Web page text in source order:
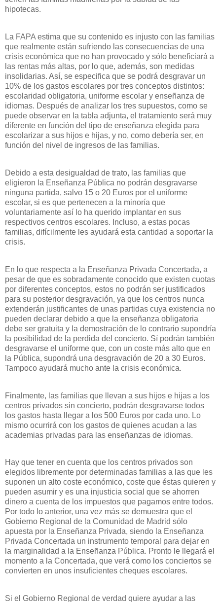
hipotecas.
La FAPA estima que su contenido es injusto con las familias
que realmente están sufriendo las consecuencias de una
crisis económica que no han provocado y sólo beneficiará a
las rentas más altas, por lo que, además, son medidas
insolidarias. Así, se especifica que se podrá desgravar un
10% de los gastos escolares por tres conceptos distintos:
escolaridad obligatoria, uniforme escolar y enseñanza de
idiomas. Después de analizar los tres supuestos, como se
puede observar en la tabla adjunta, el tratamiento será muy
diferente en función del tipo de enseñanza elegida para
escolarizar a sus hijos e hijas, y no, como debería ser, en
función del nivel de ingresos de las familias.
Debido a esta desigualdad de trato, las familias que
eligieron la Enseñanza Pública no podrán desgravarse
ninguna partida, salvo 15 o 20 Euros por el uniforme
escolar, si es que pertenecen a la minoría que
voluntariamente así lo ha querido implantar en sus
respectivos centros escolares. Incluso, a estas pocas
familias, difícilmente les ayudará esta cantidad a soportar la
crisis.
En lo que respecta a la Enseñanza Privada Concertada, a
pesar de que es sobradamente conocido que existen cuotas
por diferentes conceptos, estos no podrán ser justificados
para su posterior desgravación, ya que los centros nunca
extenderán justificantes de unas partidas cuya existencia no
pueden declarar debido a que la enseñanza obligatoria
debe ser gratuita y la demostración de lo contrario supondría
la posibilidad de la perdida del concierto. Sí podrán también
desgravarse el uniforme que, con un coste más alto que en
la Pública, supondrá una desgravación de 20 a 30 Euros.
Tampoco ayudará mucho ante la crisis económica.
Finalmente, las familias que llevan a sus hijos e hijas a los
centros privados sin concierto, podrán desgravarse todos
los gastos hasta llegar a los 500 Euros por cada uno. Lo
mismo ocurrirá con los gastos de quienes acudan a las
academias privadas para las enseñanzas de idiomas.
Hay que tener en cuenta que los centros privados son
elegidos libremente por determinadas familias a las que les
suponen un alto coste económico, coste que éstas quieren y
pueden asumir y es una injusticia social que se ahorren
dinero a cuenta de los impuestos que pagamos entre todos.
Por todo lo anterior, una vez más se demuestra que el
Gobierno Regional de la Comunidad de Madrid sólo
apuesta por la Enseñanza Privada, siendo la Enseñanza
Privada Concertada un instrumento temporal para dejar en
la marginalidad a la Enseñanza Pública. Pronto le llegará el
momento a la Concertada, que verá como los conciertos se
convierten en unos insuficientes cheques escolares.
Si el Gobierno Regional de verdad quiere ayudar a las